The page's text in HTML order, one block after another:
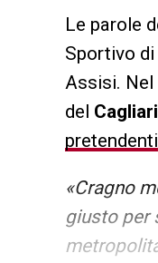
Le parole
Sportivo di
Assisi. Nel
del Cagliari
pretendenti
«Cragno
giusto per